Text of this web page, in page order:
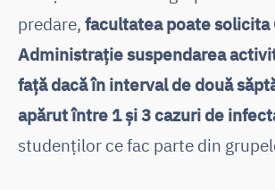
predare, facultatea poate solicita
Administrație suspendarea
față dacă în interval de două
apărut între 1 și 3 cazuri de
studenților ce fac parte din